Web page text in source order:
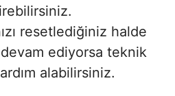
resetlediğiniz halde
devam ediyorsa teknik
alabilirsiniz.